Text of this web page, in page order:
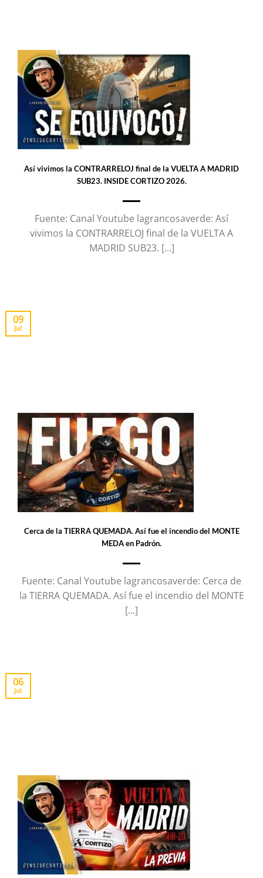
Así vivimos la CONTRARRELOJ final de la VUELTA A MADRID
SUB23. INSIDE CORTIZO 2026.
Fuente: Canal Youtube lagrancosaverde: Así
vivimos la CONTRARRELOJ final de la VUELTA A
MADRID SUB23. [...]
Cerca de la TIERRA QUEMADA. Así fue el incendio del MONTE
MEDA en Padrón.
Fuente: Canal Youtube lagrancosaverde: Cerca de
la TIERRA QUEMADA. Así fue el incendio del MONTE
[...]
09
Jul
06
Jul